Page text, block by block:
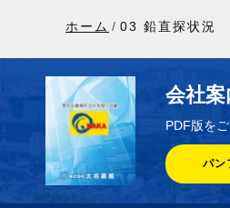
ホーム 03 鉛直探状況
会社
PDF版を
パン